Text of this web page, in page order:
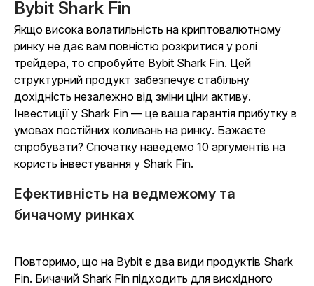
Bybit Shark Fin
Якщо висока волатильність на криптовалютному
ринку не дає вам повністю розкритися у ролі
трейдера, то спробуйте Bybit Shark Fin. Цей
структурний продукт забезпечує стабільну
дохідність незалежно від зміни ціни активу.
Інвестиції у Shark Fin — це ваша гарантія прибутку в
умовах постійних коливань на ринку. Бажаєте
спробувати? Спочатку наведемо 10 аргументів на
користь інвестування у Shark Fin.
Ефективність на ведмежому та
бичачому ринках
Повторимо, що на Bybit є два види продуктів Shark
Fin. Бичачий Shark Fin підходить для висхідного